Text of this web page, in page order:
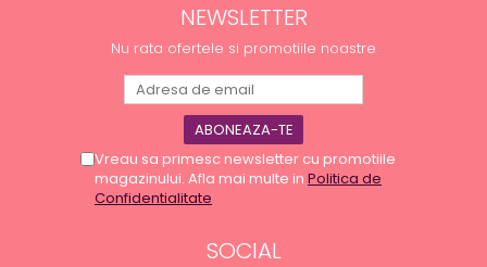
NEWSLETTER
Nu rata ofertele si promotiile noastre
Vreau sa primesc newsletter cu promotiile
magazinului. Afla mai multe in Politica de
Confidentialitate
SOCIAL